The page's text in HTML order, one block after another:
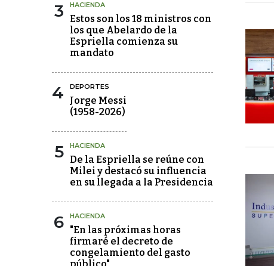
3 HACIENDA
Estos son los 18 ministros con
los que Abelardo de la
Espriella comienza su
mandato
4 DEPORTES
Jorge Messi
(1958-2026)
5 HACIENDA
De la Espriella se reúne con
Milei y destacó su influencia
en su llegada a la Presidencia
6 HACIENDA
"En las próximas horas
firmaré el decreto de
congelamiento del gasto